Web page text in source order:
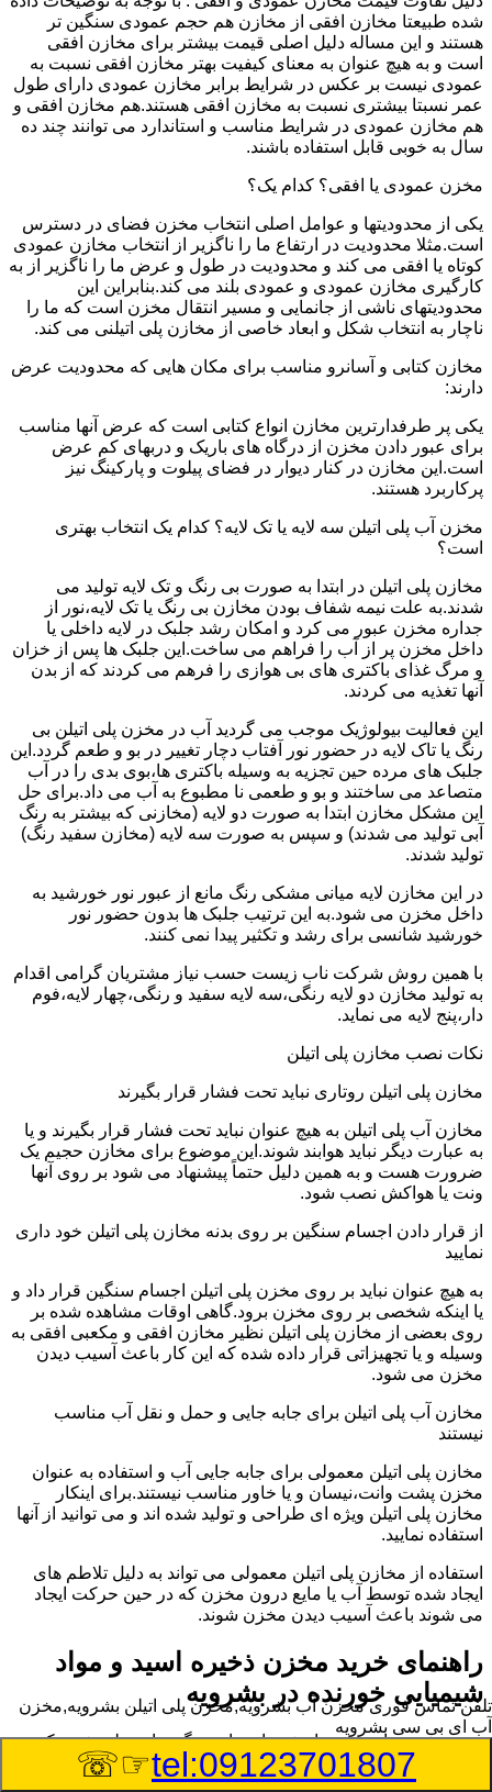
شده طبیعتا مخازن افقی از مخازن هم حجم عمودی سنگین تر
هستند و این مساله دلیل اصلی قیمت بیشتر برای مخازن افقی
است و به هیچ عنوان به معنای کیفیت بهتر مخازن افقی نسبت به
عمودی نیست بر عکس در شرایط برابر مخازن عمودی دارای طول
عمر نسبتا بیشتری نسبت به مخازن افقی هستند.هم مخازن افقی و
هم مخازن عمودی در شرایط مناسب و استاندارد می توانند چند ده
سال به خوبی قابل استفاده باشند.
مخزن عمودی یا افقی؟ کدام یک؟
یکی از محدودیتها و عوامل اصلی انتخاب مخزن فضای در دسترس
است.مثلا محدودیت در ارتفاع ما را ناگزیر از انتخاب مخازن عمودی
کوتاه یا افقی می کند و محدودیت در طول و عرض ما را ناگزیر از به
کارگیری مخازن عمودی و عمودی بلند می کند.بنابراین این
محدودیتهای ناشی از جانمایی و مسیر انتقال مخزن است که ما را
ناچار به انتخاب شکل و ابعاد خاصی از مخازن پلی اتیلنی می کند.
مخازن کتابی و آسانرو مناسب برای مکان هایی که محدودیت عرض
دارند:
یکی پر طرفدارترین مخازن انواع کتابی است که عرض آنها مناسب
برای عبور دادن مخزن از درگاه های باریک و دربهای کم عرض
است.این مخازن در کنار دیوار در فضای پیلوت و پارکینگ نیز
پرکاربرد هستند.
مخزن آب پلی اتیلن سه لایه یا تک لایه؟ کدام یک انتخاب بهتری
است؟
مخازن پلی اتیلن در ابتدا به صورت بی رنگ و تک لایه تولید می
شدند.به علت نیمه شفاف بودن مخازن بی رنگ یا تک لایه،نور از
جداره مخزن عبور می کرد و امکان رشد جلبک در لایه داخلی یا
داخل مخزن پر از آب را فراهم می ساخت.این جلبک ها پس از خزان
و مرگ غذای باکتری های بی هوازی را فرهم می کردند که از بدن
آنها تغذیه می کردند.
این فعالیت بیولوژیک موجب می گردید آب در مخزن پلی اتیلن بی
رنگ یا تاک لایه در حضور نور آفتاب دچار تغییر در بو و طعم گردد.این
جلبک های مرده حین تجزیه به وسیله باکتری ها،بوی بدی را در آب
متصاعد می ساختند و بو و طعمی نا مطبوع به آب می داد.برای حل
این مشکل مخازن ابتدا به صورت دو لایه (مخازنی که بیشتر به رنگ
آبی تولید می شدند) و سپس به صورت سه لایه (مخازن سفید رنگ)
تولید شدند.
در این مخازن لایه میانی مشکی رنگ مانع از عبور نور خورشید به
داخل مخزن می شود.به این ترتیب جلبک ها بدون حضور نور
خورشید شانسی برای رشد و تکثیر پیدا نمی کنند.
با همین روش شرکت ناب زیست حسب نیاز مشتریان گرامی اقدام
به تولید مخازن دو لایه رنگی،سه لایه سفید و رنگی،چهار لایه،فوم
دار،پنج لایه می نماید.
نکات نصب مخازن پلی اتیلن
مخازن پلی اتیلن روتاری نباید تحت فشار قرار بگیرند
مخازن آب پلی اتیلن به هیچ عنوان نباید تحت فشار قرار بگیرند و یا
به عبارت دیگر نباید هوابند شوند.این موضوع برای مخازن حجیم یک
ضرورت هست و به همین دلیل حتماً پیشنهاد می شود بر روی آنها
ونت یا هواکش نصب شود.
از قرار دادن اجسام سنگین بر روی بدنه مخازن پلی اتیلن خود داری
نمایید
به هیچ عنوان نباید بر روی مخزن پلی اتیلن اجسام سنگین قرار داد و
یا اینکه شخصی بر روی مخزن برود.گاهی اوقات مشاهده شده بر
روی بعضی از مخازن پلی اتیلن نظیر مخازن افقی و مکعبی افقی به
وسیله و یا تجهیزاتی قرار داده شده که این کار باعث آسیب دیدن
مخزن می شود.
مخازن آب پلی اتیلن برای جابه جایی و حمل و نقل آب مناسب
نیستند
مخازن پلی اتیلن معمولی برای جابه جایی آب و استفاده به عنوان
مخزن پشت وانت،نیسان و یا خاور مناسب نیستند.برای اینکار
مخازن پلی اتیلن ویژه ای طراحی و تولید شده اند و می توانید از آنها
استفاده نمایید.
استفاده از مخازن پلی اتیلن معمولی می تواند به دلیل تلاطم های
ایجاد شده توسط آب یا مایع درون مخزن که در حین حرکت ایجاد
می شوند باعث آسیب دیدن مخزن شوند.
راهنمای خرید مخزن ذخیره اسید و مواد
شیمیایی خورنده در بشرویه
مخزن ذخیره اسید و مواد شیمیایی باید به گونه ای تولید شوند که
بتوانند در برابر چگالی نسبتا بالا و خورندگی انواع اسیدها مقاومت
کافی داشته باشند.به همین دلیل نمی توان در هر مخزنی اسید و مواد
تلفن تماس فوریمخزن آب بشرویه,مخزن پلی اتیلن بشرویه,مخزن
آب ای بی سی بشرویه
tel:09123701807
☞☏